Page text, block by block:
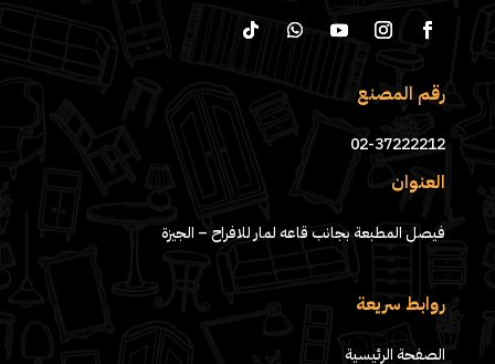
رقم المصنع
02-37222212
العنوان
فيصل المطبعة بجانب قاعه لمار للافراح – الجيزة
روابط سريعة
الصفحة الرئيسية